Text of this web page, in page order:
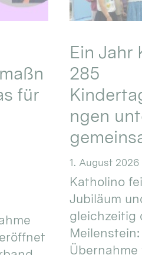
für
Ein Jahr
285
ngen
1. August 2026
Katholino
Jubiläum
gleichzeitig
Übernahme